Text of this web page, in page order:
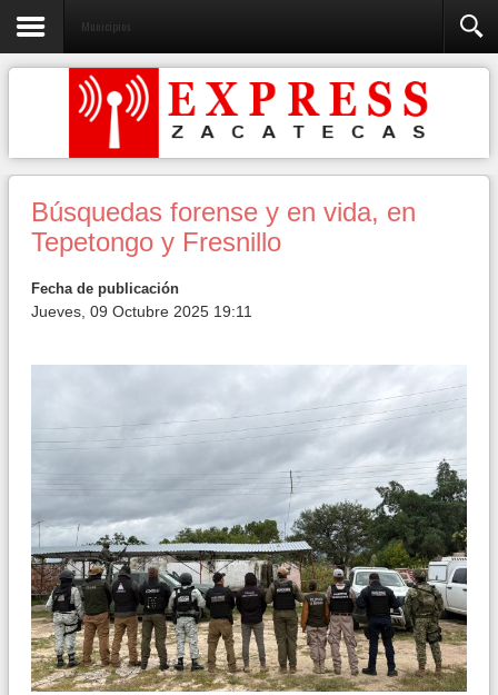
Municipios
Búsquedas forense y en vida, en
Tepetongo y Fresnillo
Fecha de publicación
Jueves, 09 Octubre 2025 19:11